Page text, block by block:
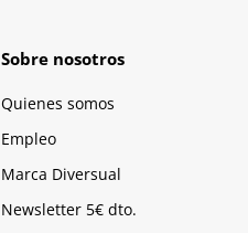
Sobre nosotros
Quienes somos
Empleo
Marca Diversual
Newsletter 5€ dto.